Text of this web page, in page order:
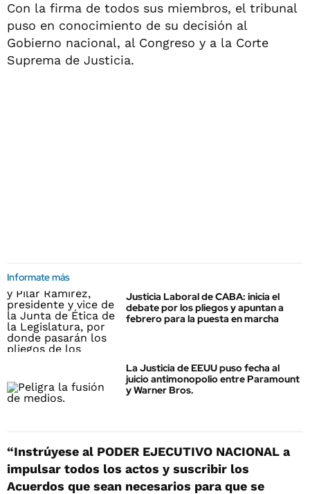
Con la firma de todos sus miembros, el tribunal
puso en conocimiento de su decisión al
Gobierno nacional, al Congreso y a la Corte
Suprema de Justicia.
Informate más
Justicia Laboral de CABA: inicia el
debate por los pliegos y apuntan a
febrero para la puesta en marcha
La Justicia de EEUU puso fecha al
juicio antimonopolio entre Paramount
y Warner Bros.
“Instrúyese al PODER EJECUTIVO NACIONAL a
impulsar todos los actos y suscribir los
Acuerdos que sean necesarios para que se